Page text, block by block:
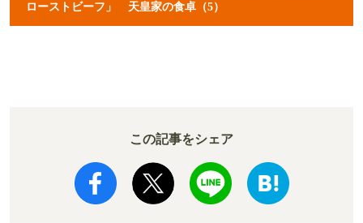
ローストビーフ」 天皇家の食卓（5）
この記事をシェア